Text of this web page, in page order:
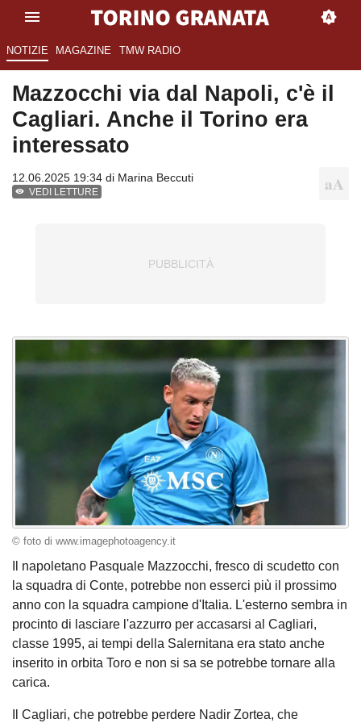
NOTIZIE MAGAZINE TMW RADIO
Mazzocchi via dal Napoli, c'è il
Cagliari. Anche il Torino era
interessato
12.06.2025 19:34 di Marina Beccuti
VEDI LETTURE
© foto di www.imagephotoagency.it
Il napoletano Pasquale Mazzocchi, fresco di scudetto con
la squadra di Conte, potrebbe non esserci più il prossimo
anno con la squadra campione d'Italia. L'esterno sembra in
procinto di lasciare l'azzurro per accasarsi al Cagliari,
classe 1995, ai tempi della Salernitana era stato anche
inserito in orbita Toro e non si sa se potrebbe tornare alla
carica.
Il Cagliari, che potrebbe perdere Nadir Zortea, che